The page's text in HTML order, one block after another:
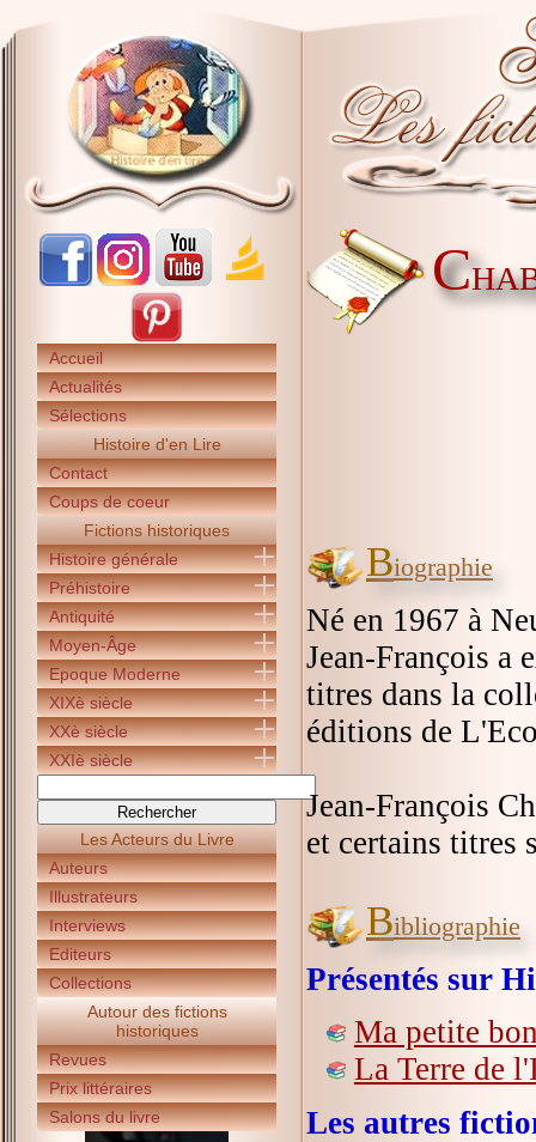
Accueil
Actualités
Sélections
Histoire d'en Lire
Contact
Coups de coeur
Fictions historiques
Histoire générale
Préhistoire
Antiquité
Moyen-Âge
Epoque Moderne
XIXè siècle
XXè siècle
XXIè siècle
Les Acteurs du Livre
Auteurs
Illustrateurs
Interviews
Editeurs
Collections
Autour des fictions
historiques
Revues
Prix littéraires
Salons du livre
C
Biographie
Né en 1967 à
Jean-François a
titres dans la
éditions de
Jean-François
et certains titres
Bibliographie
Présentés sur
Ma petite
La Terre de
Les autres